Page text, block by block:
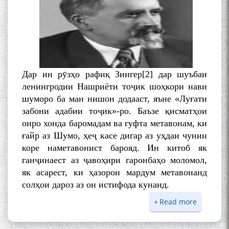
Дар ин рӯзҳо рафиқ Зингер[2] дар шуъбаи
ленингродии Нашриёти тоҷик шоҳкори нави
шуморо ба ман нишон додааст, яъне «Луғати
забони адабии тоҷик»-ро. Баъзе қисматҳои
онро хонда баромадам ва гуфта метавонам, ки
ғайр аз Шумо, ҳеҷ касе дигар аз уҳдаи чунин
коре наметавонист барояд. Ин китоб як
ганҷинаест аз ҷавоҳири гаронбаҳо моломол,
як асарест, ки ҳазорон мардум метавонанд
солҳои дароз аз он истифода кунанд.
Read more
НОМАИ
БА МУНОСИБАТИ
БУЗУРГДОШТИ РӮЗИ РӮДАКӢ
Дар Академияи миллии
илмҳои Тоҷикистон бахшида
ба 100-солагии мунаққиду
адабиётшинос Соҳиб
Табаров ҳамоиши илмӣ-
назариявӣ баргузор гардид.
МАВЛОНО ҶАЛОЛИДДИНИ